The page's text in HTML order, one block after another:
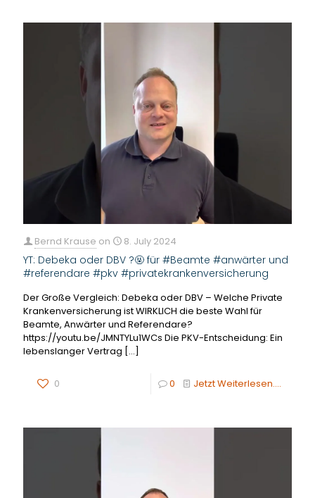
Bernd Krause on 8. July 2024
YT: Debeka oder DBV ?🤬 für #Beamte #anwärter und
#referendare #pkv #privatekrankenversicherung
Der Große Vergleich: Debeka oder DBV – Welche Private
Krankenversicherung ist WIRKLICH die beste Wahl für
Beamte, Anwärter und Referendare?
https://youtu.be/JMNTYLu1WCs Die PKV-Entscheidung: Ein
lebenslanger Vertrag […]
0 0 Jetzt Weiterlesen....